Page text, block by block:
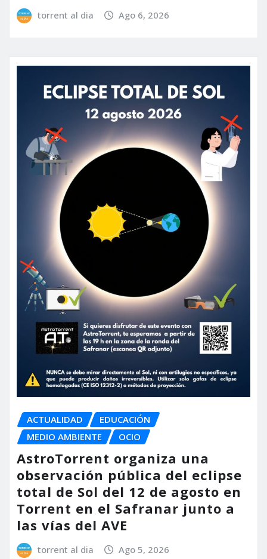
torrent al dia Ago 6, 2026
ACTUALIDAD
EDUCACIÓN
MEDIO AMBIENTE
OCIO
AstroTorrent organiza una
observación pública del eclipse
total de Sol del 12 de agosto en
Torrent en el Safranar junto a
las vías del AVE
torrent al dia Ago 5, 2026